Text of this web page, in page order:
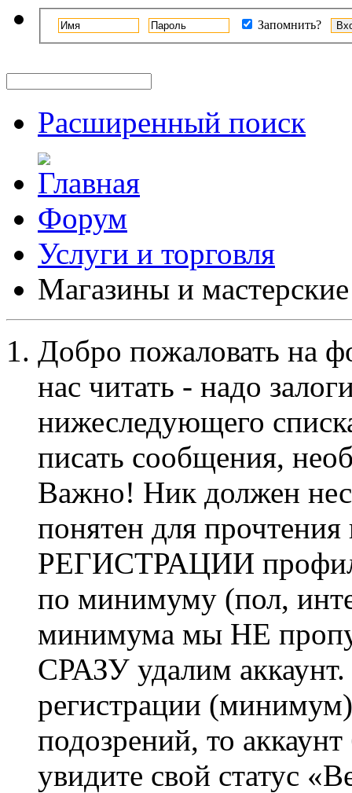
Запомнить?
Расширенный поиск
Форум
Услуги и торговля
Магазины и мастерские
Добро пожаловать на
нас читать - надо
нижеследующего
писать сообщения,
Важно! Ник должен
понятен для
РЕГИСТРАЦИИ профиль
по минимуму (пол,
минимума мы НЕ
СРАЗУ удалим
регистрации
подозрений, то
увидите свой статус